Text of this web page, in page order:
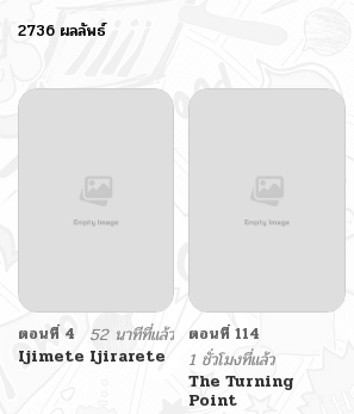
2736 ผลลัพธ์
ตอนที่ 4
52 นาทีที่แล้ว
Ijimete Ijirarete
ตอนที่ 114
1 ชั่วโมงที่แล้ว
The Turning
Point